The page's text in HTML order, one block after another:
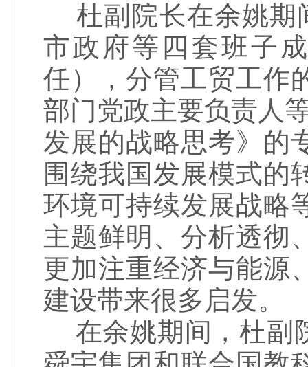
杜副院长在余姚期
市政府等四套班子
任），分管工贸工作
部门党政主要负责人
发展的战略思考》的
围绕我国发展模式的
环境可持续发展战略
主题鲜明、分析透彻
更加注重经济与能源
建设带来很多启发。
在余姚期间，杜副